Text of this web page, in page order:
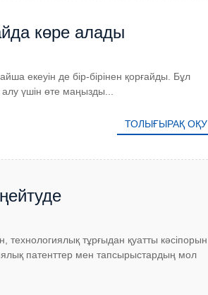
көре алады
екеуін де бір-бірінен қорғайды. Бұл
алу үшін өте маңызды...
ТОЛЫҒЫРАҚ ОҚУ
тұрғыдан қуатты кәсіпорын
патенттер мен тапсырыстардың мол